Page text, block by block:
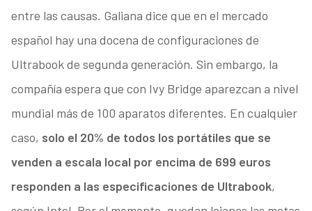
entre las causas. Galiana dice que en el mercado
español hay una docena de configuraciones de
Ultrabook de segunda generación. Sin embargo, la
compañía espera que con Ivy Bridge aparezcan a nivel
mundial más de 100 aparatos diferentes. En cualquier
caso, solo el 20% de todos los portátiles que se
venden a escala local por encima de 699 euros
responden a las especificaciones de Ultrabook,